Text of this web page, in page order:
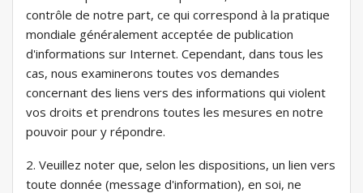
contrôle de notre part, ce qui correspond à la pratique
mondiale généralement acceptée de publication
d'informations sur Internet. Cependant, dans tous les
cas, nous examinerons toutes vos demandes
concernant des liens vers des informations qui violent
vos droits et prendrons toutes les mesures en notre
pouvoir pour y répondre.
2. Veuillez noter que, selon les dispositions, un lien vers
toute donnée (message d'information), en soi, ne